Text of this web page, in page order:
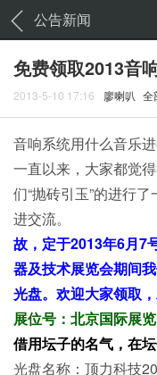
公告新闻
免费领取2013音
2013-5-10 17:16 廖喇叭 全
音响系统用什么音乐
一直以来，大家都觉
们“抛砖引玉”的进行
进交流。
故，定于2013年6月7
器及技术展览会期间
光盘。欢迎大家领取，
展位号：北京国际展
借用坛子的名气，在
光盘名称：顶力科技